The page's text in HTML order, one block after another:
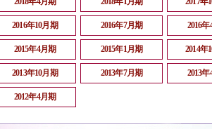
2016年10月期 2016年7月期 2016
2015年4月期 2015年1月期 2014年
2013年10月期 2013年7月期 2013
2012年4月期